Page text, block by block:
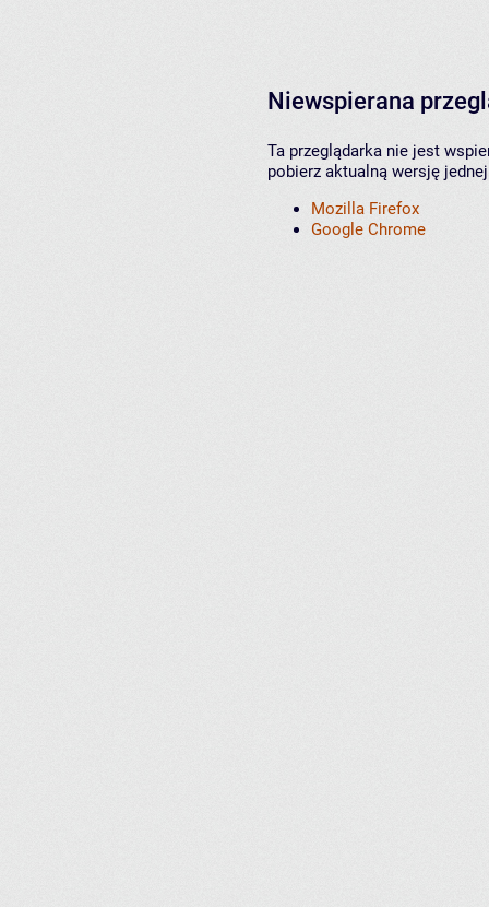
Niewspierana
Ta przeglądarka nie jest
pobierz aktualną wersję
Mozilla Firefox
Google Chrome